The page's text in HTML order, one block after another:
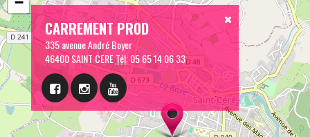
CARREMENT PROD
335 avenue André Boyer
46400 SAINT CERETél:05 65 14 06 33